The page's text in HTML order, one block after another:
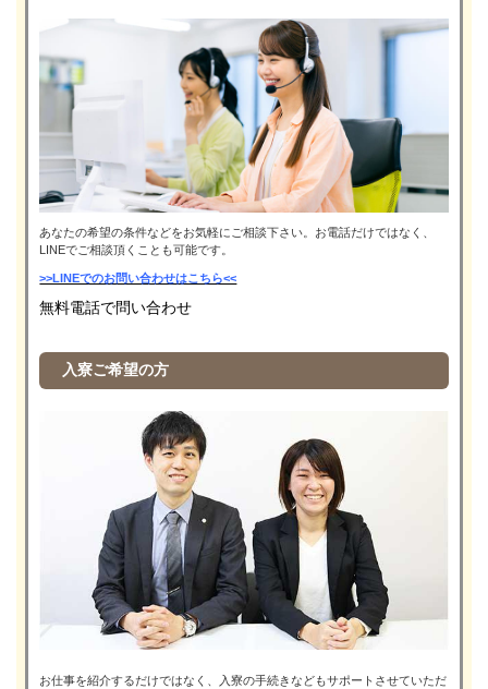
あなたの希望の条件などをお気軽にご相談下さい。お電話だけではなく、
LINEでご相談頂くことも可能です。
>>LINEでのお問い合わせはこちら<<
無料電話で問い合わせ
入寮ご希望の方
お仕事を紹介するだけではなく、入寮の手続きなどもサポートさせていただ